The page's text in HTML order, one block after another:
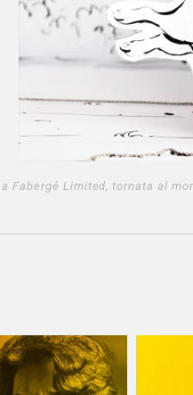
Fabergé Limited, tornata al